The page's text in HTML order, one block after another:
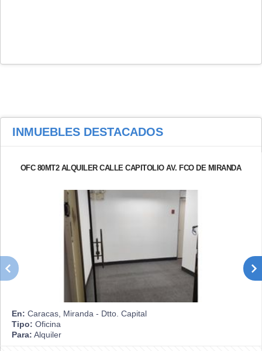
INMUEBLES DESTACADOS
OFC 80MT2 ALQUILER CALLE CAPITOLIO AV. FCO DE MIRANDA
En: Caracas, Miranda - Dtto. Capital
Tipo: Oficina
Para: Alquiler